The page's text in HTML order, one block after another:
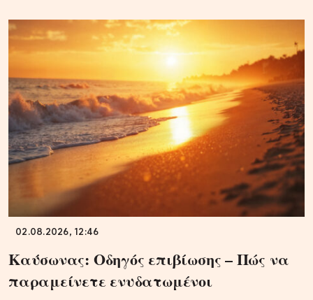
02.08.2026, 12:46
Καύσωνας: Οδηγός επιβίωσης – Πώς να
παραμείνετε ενυδατωμένοι